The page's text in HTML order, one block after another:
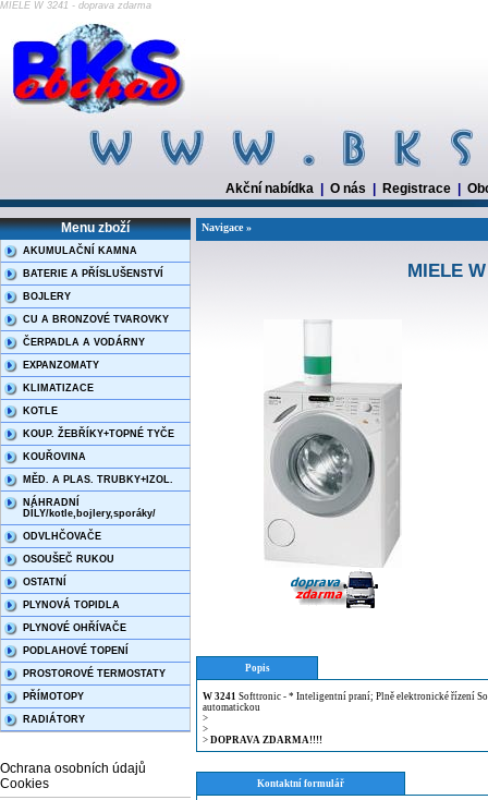
MIELE W 3241 - doprava zdarma
Akční nabídka O nás Registrace
Menu zboží
AKUMULAČNÍ KAMNA
BATERIE A PŘÍSLUŠENSTVÍ
BOJLERY
CU A BRONZOVÉ TVAROVKY
ČERPADLA A VODÁRNY
EXPANZOMATY
KLIMATIZACE
KOTLE
KOUP. ŽEBŘÍKY+TOPNÉ TYČE
KOUŘOVINA
MĚD. A PLAS. TRUBKY+IZOL.
NÁHRADNÍ
DÍLY/kotle,bojlery,sporáky/
ODVLHČOVAČE
OSOUŠEČ RUKOU
OSTATNÍ
PLYNOVÁ TOPIDLA
PLYNOVÉ OHŘÍVAČE
PODLAHOVÉ TOPENÍ
PROSTOROVÉ TERMOSTATY
PŘÍMOTOPY
RADIÁTORY
Ochrana osobních údajů
Cookies
Navigace »
MIELE
Popis
W 3241 Softtronic - * Inteligentní praní; Plně elektronické řízení
automatickou
>
>
> DOPRAVA ZDARMA!!!!
Kontaktní formulář